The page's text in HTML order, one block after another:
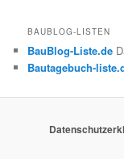
BAUBLOG-LISTEN
BauBlog-Liste.de
Bautagebuch-